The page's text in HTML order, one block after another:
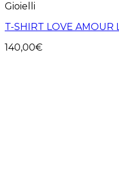
Gioielli
T-SHIRT LOVE AMOUR
140,00€